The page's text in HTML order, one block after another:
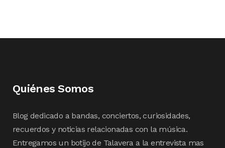
Quiénes Somos
Blog dedicado a bandas, conciertos, curiosidades,
recuerdos y noticias relacionadas con la música.
Entregamos un botijo de Talavera a la entrevista mas